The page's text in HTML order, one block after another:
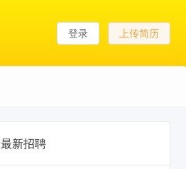
登录 上传简历
最新招聘